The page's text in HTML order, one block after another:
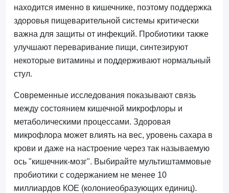
находится именно в кишечнике, поэтому поддержка
здоровья пищеварительной системы критически
важна для защиты от инфекций. Пробиотики также
улучшают переваривание пищи, синтезируют
некоторые витамины и поддерживают нормальный
стул.
Современные исследования показывают связь
между состоянием кишечной микрофлоры и
метаболическими процессами. Здоровая
микрофлора может влиять на вес, уровень сахара в
крови и даже на настроение через так называемую
ось "кишечник-мозг". Выбирайте мультиштаммовые
пробиотики с содержанием не менее 10
миллиардов КОЕ (колониеобразующих единиц).